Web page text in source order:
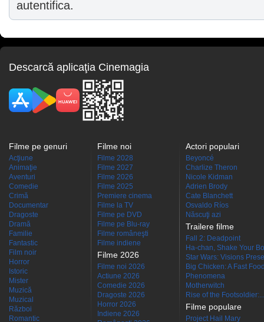
autentifica.
Descarcă aplicaţia Cinemagia
Filme pe genuri
Acţiune
Animaţie
Aventuri
Comedie
Crimă
Documentar
Dragoste
Dramă
Familie
Fantastic
Film noir
Horror
Istoric
Mister
Muzică
Muzical
Război
Romantic
Filme noi
Filme 2028
Filme 2027
Filme 2026
Filme 2025
Premiere cinema
Filme la TV
Filme pe DVD
Filme pe Blu-ray
Filme româneşti
Filme indiene
Filme 2026
Filme noi 2026
Actiune 2026
Comedie 2026
Dragoste 2026
Horror 2026
Indiene 2026
Actori populari
Beyoncé
Charlize Theron
Nicole Kidman
Adrien Brody
Cate Blanchett
Osvaldo Ríos
Născuţi azi
Trailere filme
Fall 2: Deadpoint
Ha-chan, Shake Your
Star Wars: Visions
Big Chicken: A Fast
Phenomena
Motherwitch
Rise of the Footsoldier:...
Filme populare
Project Hail Mary